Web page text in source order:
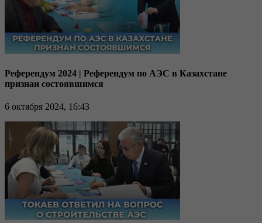
Референдум 2024 | Референдум по АЭС в Казахстане
признан состоявшимся
6 октября 2024, 16:43